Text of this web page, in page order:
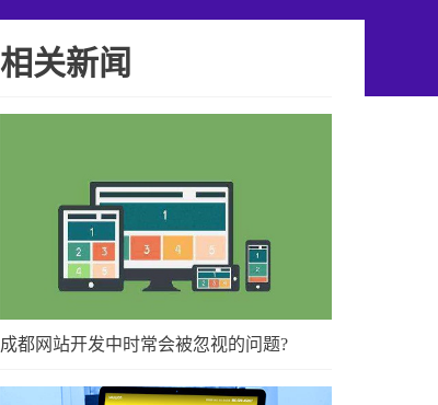
相关新闻
成都网站开发中时常会被忽视的问题?